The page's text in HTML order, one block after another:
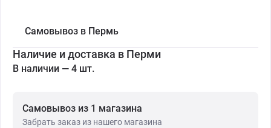
Самовывоз в Пермь
Наличие и доставка в Перми
В наличии — 4 шт.
Самовывоз из 1 магазина
Забрать заказ из нашего магазина